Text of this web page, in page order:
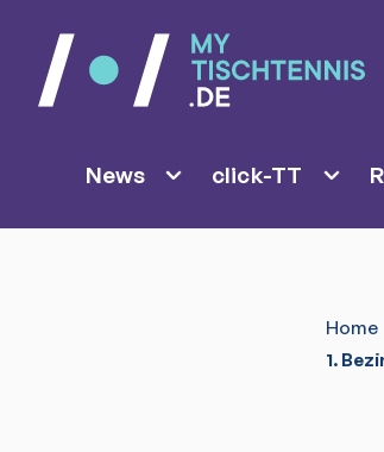
News click-TT
Home
1.